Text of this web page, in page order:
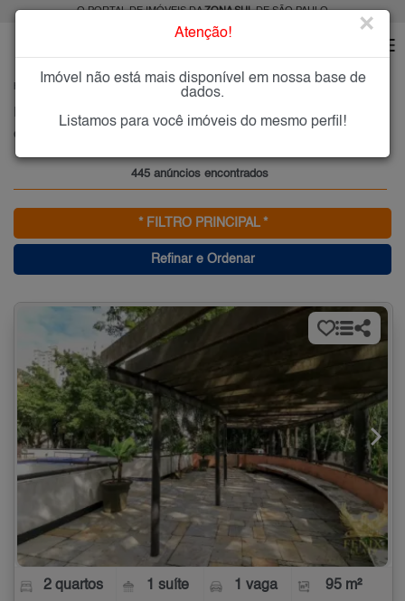
O PORTAL DE IMÓVEIS DAZONA SULDE SÃO PAULO
CAMPO BELO (ZONA SUL)
Campo Belo, Zona Sul
445 anúncios encontrados
* FILTRO PRINCIPAL *
Refinar e Ordenar
2 quartos 1 suíte 1 vaga 95 m²
Atenção! ×
Imóvel não está mais disponível em nossa base de
dados.
Listamos para você imóveis do mesmo perfil!